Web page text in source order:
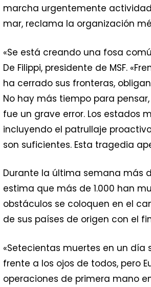
marcha urgentemente
mar, reclama la organización
«Se está creando una fosa
De Filippi, presidente de MSF.
ha cerrado sus fronteras,
No hay más tiempo para
fue un grave error. Los estados
incluyendo el patrullaje
son suficientes. Esta tragedia
Durante la última semana más
estima que más de 1.000 han
obstáculos se coloquen en el
de sus países de origen con el
«Setecientas muertes en un
frente a los ojos de todos, pero
operaciones de primera mano